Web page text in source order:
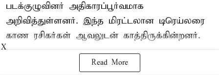
படக்குழுவினர் அதிகாரப்பூர்வமாக
அறிவித்துள்ளனர். இந்த மிரட்டலான டிரெய்லரை
காண ரசிகர்கள் ஆவலுடன் காத்திருக்கின்றனர்.
Read More
X